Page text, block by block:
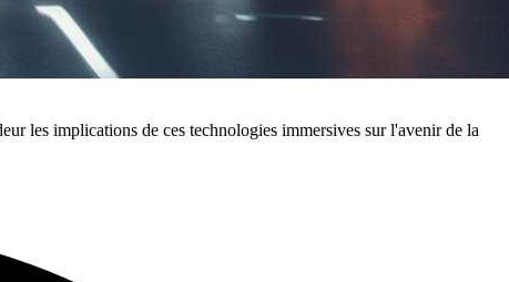
les implications de ces technologies immersives sur l'avenir de la